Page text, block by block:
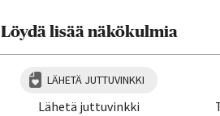
Löydä lisää näkökulmia
LÄHETÄ JUTTUVINKKI
Lähetä juttuvinkki